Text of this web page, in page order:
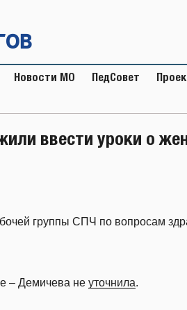
Новости МО ПедСовет
ввести уроки о
группы СПЧ по вопросам
– Демичева не уточнила.